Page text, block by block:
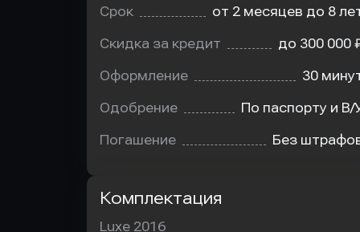
Срок от 2 месяцев до 8
Скидка за кредит до 300 000
Оформление 30
Одобрение По паспорту и В/
Погашение Без
Комплектация
Luxe 2016